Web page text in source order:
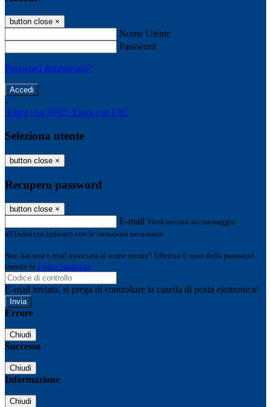
button close ×
Nome Utente
Password
Password dimenticata?
-
Entra con SPID Entra con CIE
Seleziona utente
button close ×
Recupero password
button close ×
E-mail Verrà inviato un messaggio
all'indirizzo indicato con le istruzioni necessarie.
Non hai una e-mail associata al nome utente? Effettua il reset della password
tramite la Login Spaggiari
E-mail inviata, si prega di controllare la casella di posta elettronica!
Errore
Chiudi
Successo
Chiudi
Informazione
Chiudi